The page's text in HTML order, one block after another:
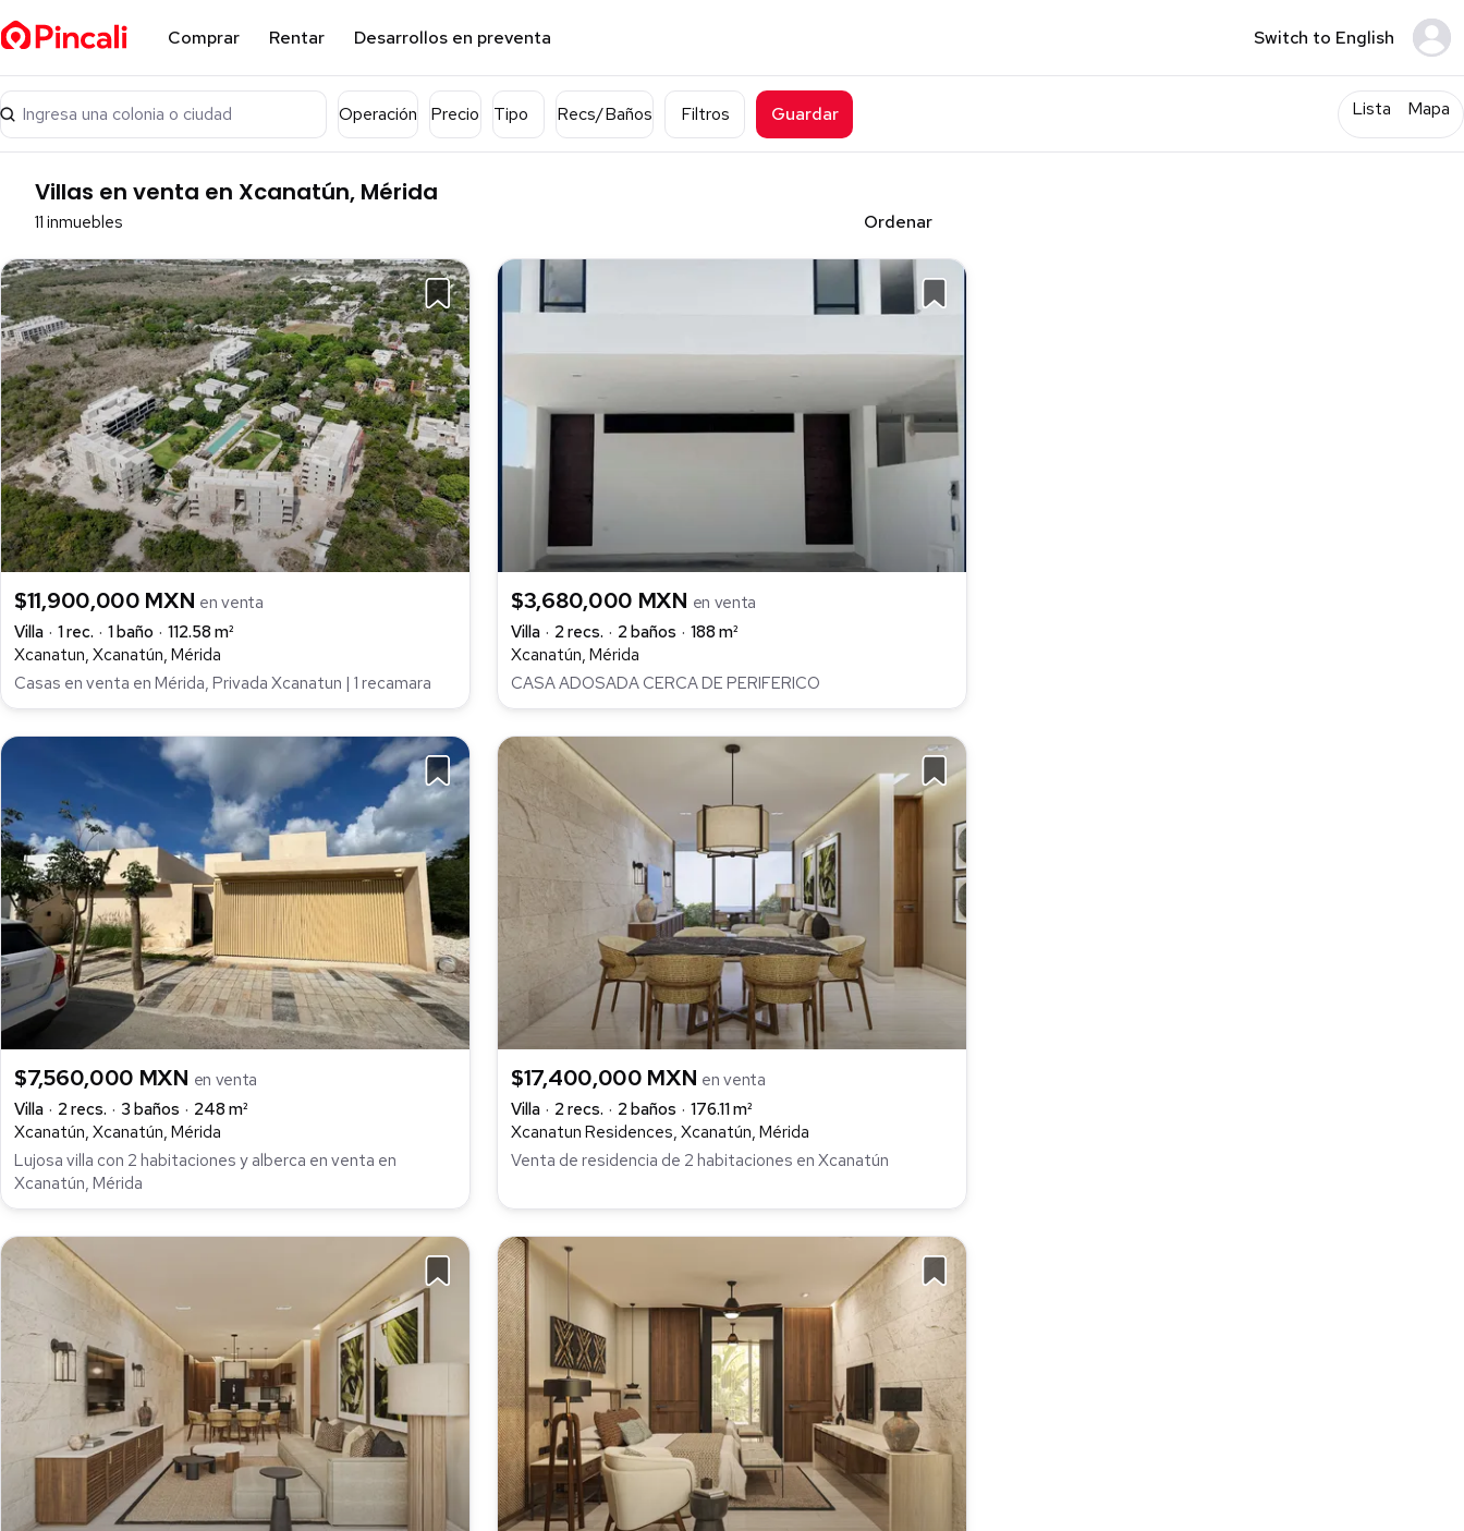
Comprar Rentar Desarrollos en preventa Switch to English
Ingresa una colonia o ciudad Operación Precio Tipo Recs/Baños Filtros Guardar Lista Mapa
Villas en venta en Xcanatún, Mérida
11 inmuebles Ordenar
$11,900,000 MXN en venta
Villa
1 rec. 1 baño
112.58 m²
Xcanatun, Xcanatún, Mérida
Casas en venta en Mérida, Privada Xcanatun | 1 recamara
$3,680,000 MXN en venta
Villa
2 recs. 2 baños
188 m²
Xcanatún, Mérida
CASA ADOSADA CERCA DE PERIFERICO
$7,560,000 MXN en venta
Villa
2 recs. 3 baños
248 m²
Xcanatún, Xcanatún, Mérida
Lujosa villa con 2 habitaciones y alberca en venta en
Xcanatún, Mérida
$17,400,000 MXN en venta
Villa
2 recs. 2 baños
176.11 m²
Xcanatun Residences, Xcanatún, Mérida
Venta de residencia de 2 habitaciones en Xcanatún